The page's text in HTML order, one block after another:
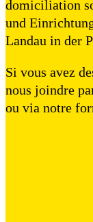
domiciliation
und
Landau in der
Si vous avez
nous joindre
ou via notre